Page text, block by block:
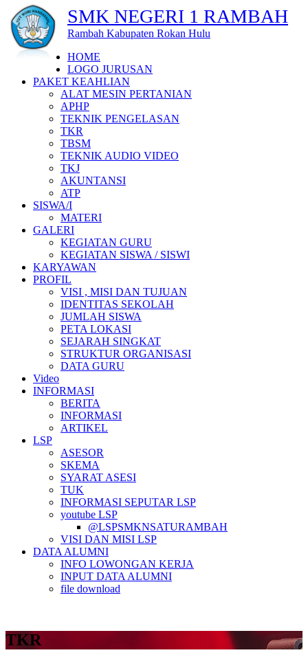
SMK NEGERI 1 RAMBAH
Rambah Kabupaten Rokan Hulu
HOME
LOGO JURUSAN
PAKET KEAHLIAN
ALAT MESIN PERTANIAN
APHP
TEKNIK PENGELASAN
TKR
TBSM
TEKNIK AUDIO VIDEO
TKJ
AKUNTANSI
ATP
SISWA/I
MATERI
GALERI
KEGIATAN GURU
KEGIATAN SISWA / SISWI
KARYAWAN
PROFIL
VISI , MISI DAN TUJUAN
IDENTITAS SEKOLAH
JUMLAH SISWA
PETA LOKASI
SEJARAH SINGKAT
STRUKTUR ORGANISASI
DATA GURU
Video
INFORMASI
BERITA
INFORMASI
ARTIKEL
LSP
ASESOR
SKEMA
SYARAT ASESI
TUK
INFORMASI SEPUTAR LSP
youtube LSP
@LSPSMKNSATURAMBAH
VISI DAN MISI LSP
DATA ALUMNI
INFO LOWONGAN KERJA
INPUT DATA ALUMNI
file download
TKR